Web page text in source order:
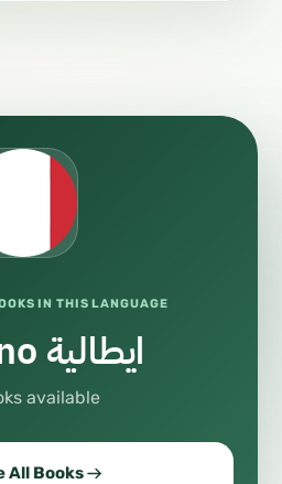
IN THIS LANGUAGE
Italiano ايطالية
available
All Books